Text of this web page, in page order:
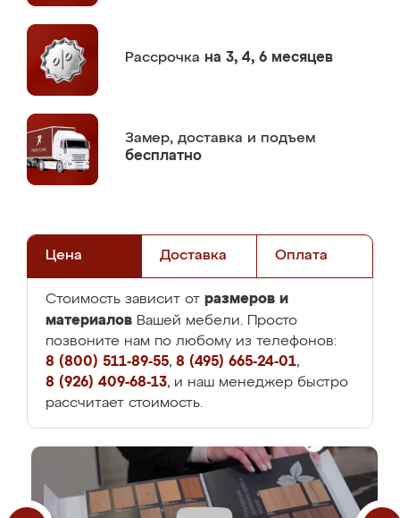
Рассрочка на 3, 4, 6 месяцев
Замер, доставка и подъем
бесплатно
Цена Доставка Оплата
Стоимость зависит от размеров и
материалов Вашей мебели. Просто
позвоните нам по любому из телефонов:
8 (800) 511-89-55, 8 (495) 665-24-01,
8 (926) 409-68-13, и наш менеджер быстро
рассчитает стоимость.